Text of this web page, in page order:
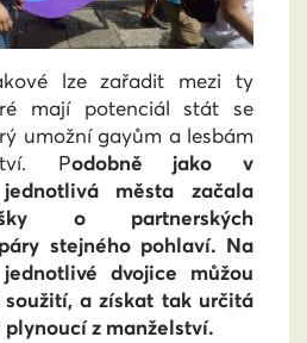
lze zařadit mezi ty
mají potenciál stát se
umožní gayům a lesbám
Podobně jako v
města začala
o partnerských
stejného pohlaví. Na
dvojice můžou
a získat tak určitá
z manželství.